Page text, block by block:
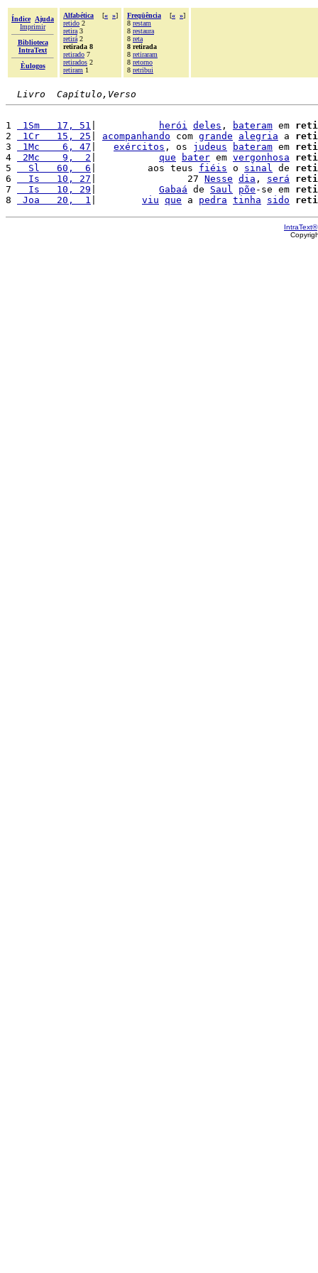
Índice
Ajuda
Imprimir
Biblioteca
IntraText
Èulogos
Alfabética [« »]
retido 2
retira 3
retirá 2
retirada 8
retirado 7
retirados 2
retiram 1
Freqüência [« »]
8 restam
8 restaura
8 reta
8 retirada
8 retiraram
8 retorno
8 retribui
Livro  Capítulo,Verso
1 1Sm   17, 51 herói deles , bateram em
2
1Cr   15, 25 acompanhando com grande alegria a
3
1Mc    6, 47 exércitos , os judeus bateram em
4
2Mc    9,  2 que bater em vergonhosa
5
  Sl   60,  6
|         aos teus fiéis o sinal de
6
  Is   10, 27
|                27 Nesse dia , será
7
  Is   10, 29
Gabaá de Saul põe -se em
8
Joa   20,  1 viu que a pedra tinha sido
IntraText®